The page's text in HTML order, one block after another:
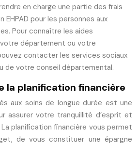
en charge une partie des frais
EHPAD pour les personnes aux
Pour connaître les aides
département ou votre
contacter les services sociaux
de votre conseil départemental.
la planification financière
aux soins de longue durée est une
assurer votre tranquillité d’esprit et
planification financière vous permet
de vous constituer une épargne